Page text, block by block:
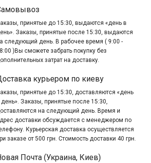
принятые до 15:30, выдаются «день в
Заказы, принятые после 15:30, выдаются
следующий день. В рабочее время ( 9:00 -
)Вы сможете забрать покупку без
затрат на доставку.
курьером по киеву
принятые до 15:30, доставляются «день
день». Заказы, принятые после 15:30,
на следующий день. Время и
доставки обсуждается с менеджером по
Курьерская доставка осуществляется
заказе от 500 грн. Стоимость доставки 40 грн.
Почта (Украина, Киев)